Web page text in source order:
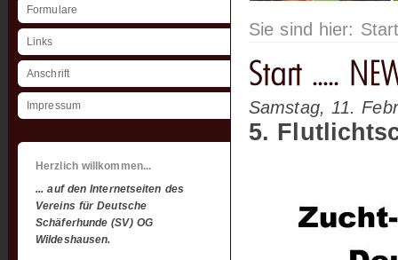
Formulare
Links
Anschrift
Impressum
Herzlich willkommen...
... auf den Internetseiten des
Vereins für Deutsche
Schäferhunde (SV) OG
Wildeshausen.
Sie sind hier:
Samstag, 11.
5.